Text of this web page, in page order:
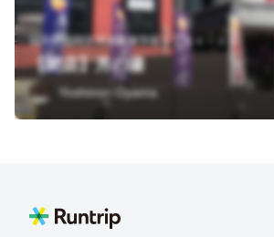
福岡県福岡市博多区東平尾１丁目４－３５
【閉店】月の湯
Yoshinori Oyama